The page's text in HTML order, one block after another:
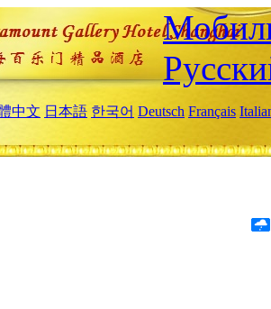
中文 日本語 한국어 Deutsch Français